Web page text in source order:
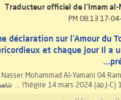
Traducteur officiel de l'Imam al-
déclaration sur l'Amour du
et chaque jour Il a
Mohammad Al-Yamani 04
l'hégire 14 mars 2024 (ap.J-C)